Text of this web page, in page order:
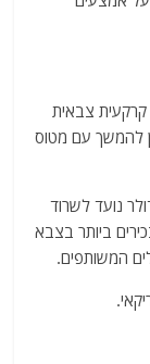
צבאית
להמשך עם מטוס
בשווי של 223 מיליון דולר נועד לשרוד
ביותר בצבא
המשותפים.